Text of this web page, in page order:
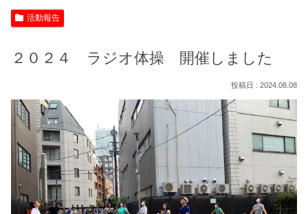
活動報告
２０２４ ラジオ体操 開催しました
2024.08.08